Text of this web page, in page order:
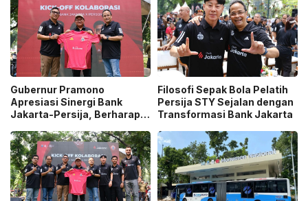
Gubernur Pramono
Apresiasi Sinergi Bank
Jakarta-Persija, Berharap
Jakarta
Filosofi Sepak Bola Pelatih
Persija STY Sejalan dengan
Transformasi Bank Jakarta